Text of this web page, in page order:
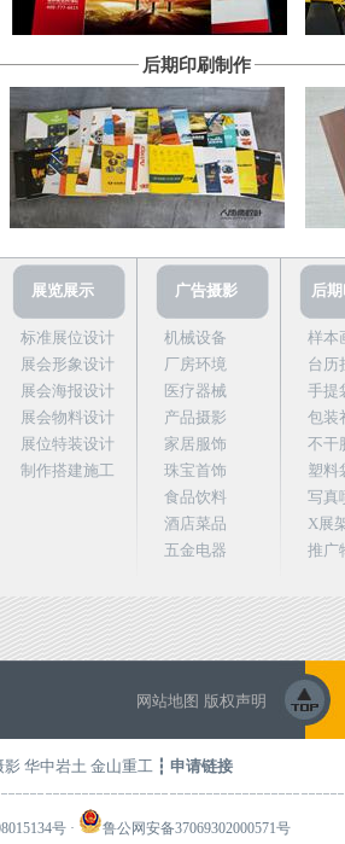
后期印刷制作
展览展示
标准展位设计
展会形象设计
展会海报设计
展会物料设计
展位特装设计
制作搭建施工
广告摄影
机械设备
厂房环境
医疗器械
产品摄影
家居服饰
珠宝首饰
食品饮料
酒店菜品
五金电器
后
样本
台历
手提
包装
不干
塑料
写真
X展
推广
网站地图 版权声明
影 华中岩土 金山重工┇ 申请链接
号 · 鲁公网安备37069302000571号